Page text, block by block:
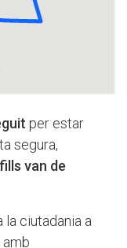
per estar
segura,
van de
la ciutadania a